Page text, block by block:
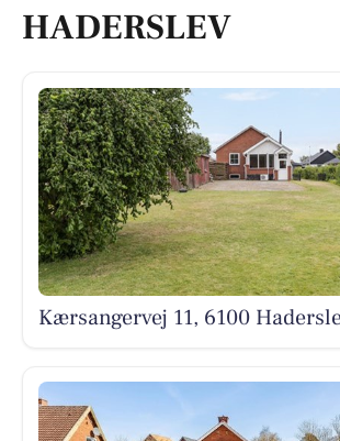
HADERSLEV
Kærsangervej 11, 6100